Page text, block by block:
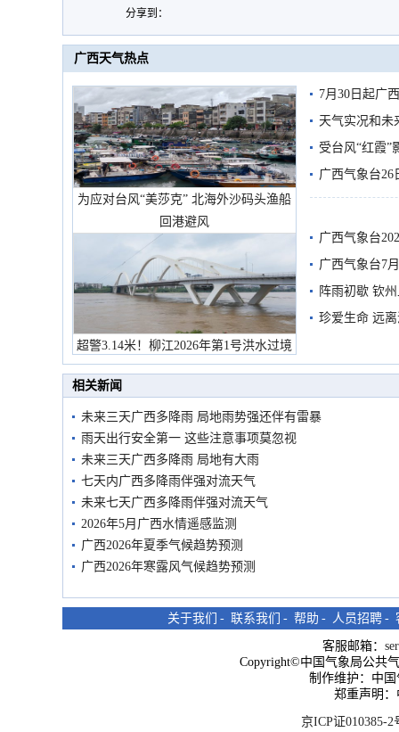
分享到：
广西天气热点
为应对台风“美莎克” 北海外沙码头渔船
回港避风
超警3.14米！柳江2026年第1号洪水过境
市民在堤岸见证汛况
7月30日起广
天气实况和未
受台风“红霞”
有较强降雨
广西气象台26
广西气象台
预警
广西气象台7
阵雨初歇 钦
珍爱生命 远
相关新闻
未来三天广西多降雨 局地雨势强还伴有雷暴
雨天出行安全第一 这些注意事项莫忽视
未来三天广西多降雨 局地有大雨
七天内广西多降雨伴强对流天气
未来七天广西多降雨伴强对流天气
2026年5月广西水情遥感监测
广西2026年夏季气候趋势预测
广西2026年寒露风气候趋势预测
关于我们 - 联系我们 - 帮助 - 人员招聘 -
客服邮箱：
Copyright©中国气象局公共
制作维护：中
郑重声明
京ICP证010385-2